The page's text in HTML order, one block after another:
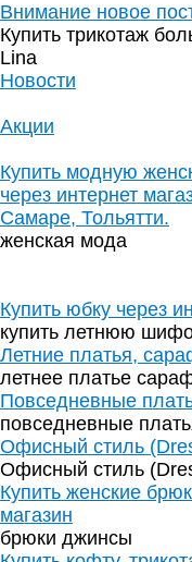
Внимание новое
Купить трикотаж
Lina
Новости
Акции
Купить модную
через интернет
Самаре, Тольятти.
женская мода
Купить юбку через
купить летнюю
Летние платья,
летнее платье
Повседневные
повседневные
Офисный стиль
Офисный стиль
Купить женские
магазин
брюки джинсы